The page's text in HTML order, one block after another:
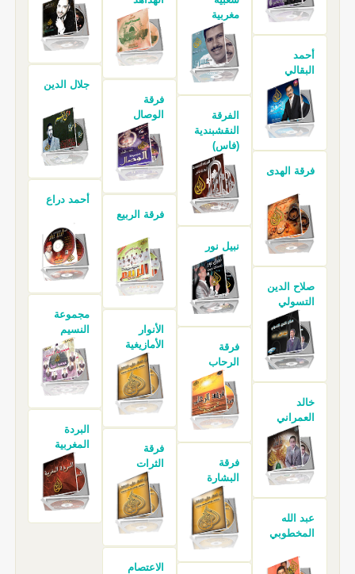
أحمد
البقالي
فرقة الهدى
صلاح الدين
التسولي
خالد
العمراني
عبد الله
المخطوبي
مغربية
الفرقة
النقشبندية
(فاس)
نبيل نور
فرقة
الرحاب
فرقة
البشارة
فرقة
الوصال
فرقة الربيع
الأنوار
الأمازيغية
فرقة
الثرات
الاعتصام
جلال الدين
أحمد دراع
مجموعة
النسيم
البردة
المغربية